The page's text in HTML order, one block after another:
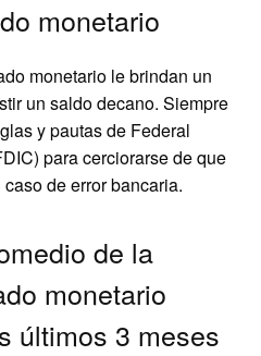
monetario
monetario le brindan un
un saldo decano. Siempre
y pautas de Federal
para cerciorarse de que
de error bancaria.
de la
monetario
últimos 3 meses